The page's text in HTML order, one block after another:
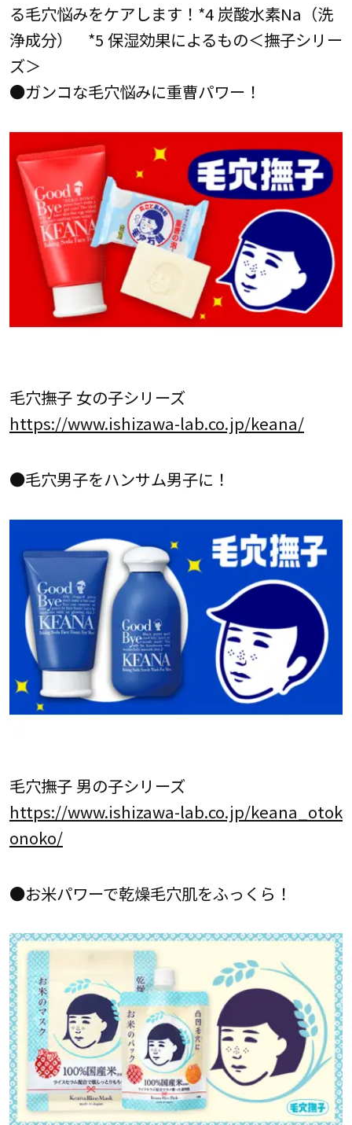
る毛穴悩みをケアします！*4 炭酸水素Na（洗
浄成分） *5 保湿効果によるもの＜撫子シリー
ズ＞
●ガンコな毛穴悩みに重曹パワー！
毛穴撫子 女の子シリーズ
https://www.ishizawa-lab.co.jp/keana/
●毛穴男子をハンサム男子に！
毛穴撫子 男の子シリーズ
https://www.ishizawa-lab.co.jp/keana_otok
onoko/
●お米パワーで乾燥毛穴肌をふっくら！